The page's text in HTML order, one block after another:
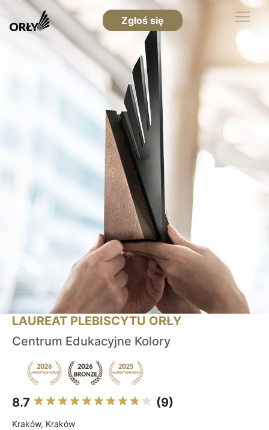
Zgłoś się
LAUREAT PLEBISCYTU ORŁY
Centrum Edukacyjne Kolory
8.7 (9)
Kraków, Kraków